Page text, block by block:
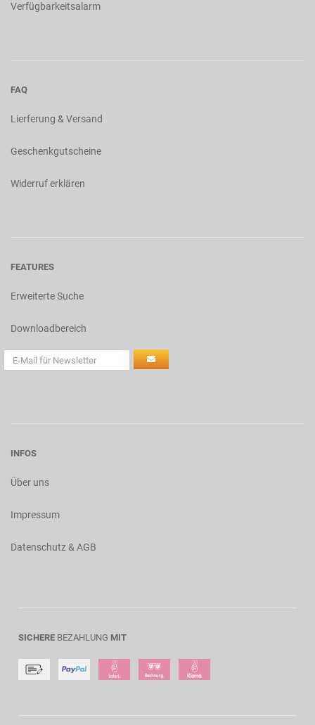
Verfügbarkeitsalarm
FAQ
Lierferung & Versand
Geschenkgutscheine
Widerruf erklären
FEATURES
Erweiterte Suche
Downloadbereich
INFOS
Über uns
Impressum
Datenschutz & AGB
SICHERE BEZAHLUNG MIT